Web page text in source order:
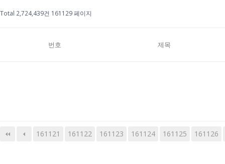
Total 2,724,439건 161129 페이지
번호 제목
161121 161122 161123 161124 161125 161126
다음 맨끝